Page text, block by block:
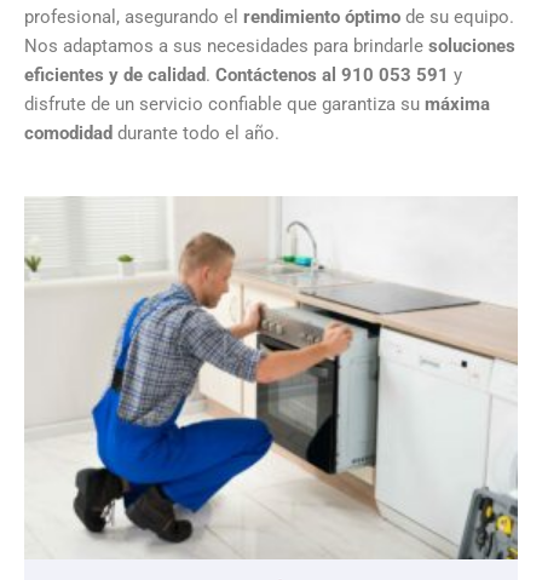
profesional, asegurando el rendimiento óptimo de su equipo.
Nos adaptamos a sus necesidades para brindarle soluciones
eficientes y de calidad. Contáctenos al 910 053 591 y
disfrute de un servicio confiable que garantiza su máxima
comodidad durante todo el año.